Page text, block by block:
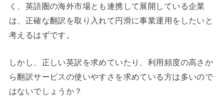
く、英語圏の海外市場とも連携して展開している企業
は、正確な翻訳を取り入れて円滑に事業運用をしたいと
考えるはずです。
しかし、正しい英訳を求めていたり、利用頻度の高さか
ら翻訳サービスの使いやすさを求めている方は多いので
はないでしょうか？